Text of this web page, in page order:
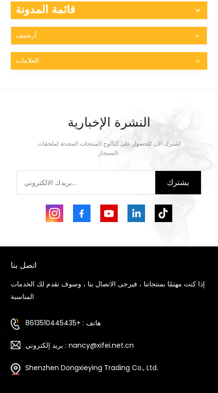
قائمة المدونة
أرشيف
العلامات
النشرة الإخبارية
اشترك الآن للحصول على كتالوج المنتجات المحدثة لملحقات
السيجار.
يشترك
اتصل بنا
إذا كنت مهتمًا بمنتجاتنا ، فيرجى الاتصال بنا ، وسوف نقدم لك الخدمات
المناسبة
هاتف : +8613510445435
بريد إلكتروني : nancy@xifei.net.cn
Shenzhen Dongxieying Trading Co., Ltd.